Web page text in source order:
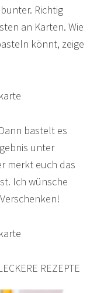
Richtig
an Karten. Wie
könnt, zeige
bastelt es
unter
merkt euch das
Ich wünsche
REZEPTE